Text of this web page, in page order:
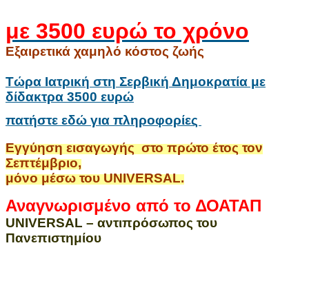
με 3500 ευρώ το χρόνο
Εξαιρετικά χαμηλό κόστος ζωής
Τώρα Ιατρική στη Σερβική Δημοκρατία με
δίδακτρα 3500 ευρώ
πατήστε εδώ για πληροφορίες
Εγγύηση εισαγωγής στο πρώτο έτος τον
Σεπτέμβριο,
μόνο μέσω του UNIVERSAL.
Αναγνωρισμένο από το ΔΟΑΤΑΠ
UNIVERSAL – αντιπρόσωπος του
Πανεπιστημίου